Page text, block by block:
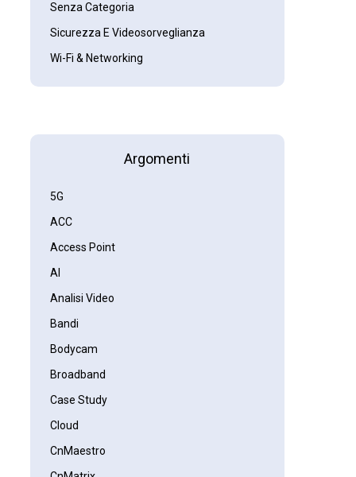
Senza Categoria
Sicurezza E Videosorveglianza
Wi-Fi & Networking
Argomenti
5G
ACC
Access Point
AI
Analisi Video
Bandi
Bodycam
Broadband
Case Study
Cloud
CnMaestro